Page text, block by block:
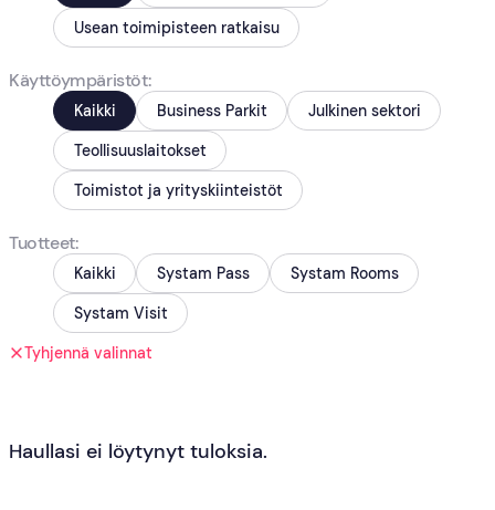
Usean toimipisteen ratkaisu
Käyttöympäristöt
Kaikki Business Parkit
Julkinen sektori
Teollisuuslaitokset
Toimistot ja yrityskiinteistöt
Tuotteet
Kaikki Systam Pass
Systam Rooms
Systam Visit
Tyhjennä valinnat
Haullasi ei löytynyt tuloksia.